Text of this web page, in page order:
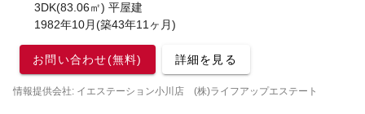
3DK(83.06㎡) 平屋建
1982年10月(築43年11ヶ月)
お問い合わせ(無料) 詳細を見る
情報提供会社: イエステーション小川店 (株)ライフアップエステート